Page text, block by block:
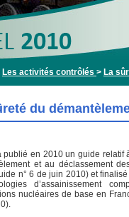
Les activités contrôlés > La
du
publié en 2010 un guide relatif
et au déclassement
n° 6 de juin 2010) et
d’assainissement
nucléaires de base en